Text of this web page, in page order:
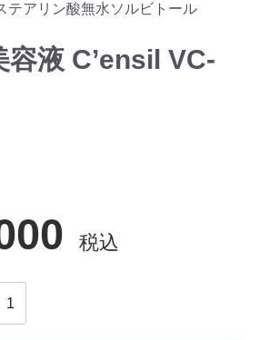
テアリン酸無水ソルビトール
液 C’ensil VC-
税込